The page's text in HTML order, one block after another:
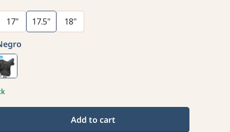
17" 17.5"
18"
Add to cart